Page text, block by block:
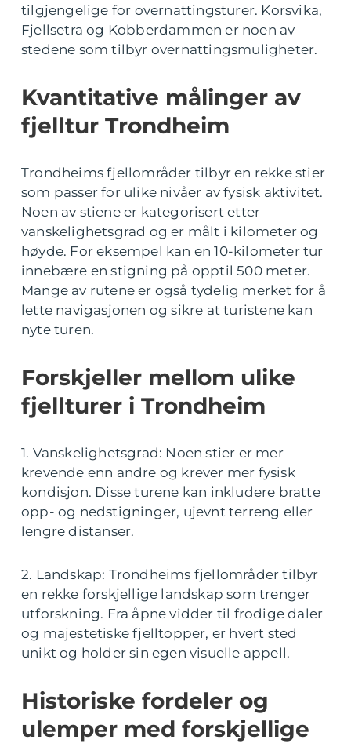
tilgjengelige for overnattingsturer. Korsvika,
Fjellsetra og Kobberdammen er noen av
stedene som tilbyr overnattingsmuligheter.
Kvantitative målinger av
fjelltur Trondheim
Trondheims fjellområder tilbyr en rekke stier
som passer for ulike nivåer av fysisk aktivitet.
Noen av stiene er kategorisert etter
vanskelighetsgrad og er målt i kilometer og
høyde. For eksempel kan en 10-kilometer tur
innebære en stigning på opptil 500 meter.
Mange av rutene er også tydelig merket for å
lette navigasjonen og sikre at turistene kan
nyte turen.
Forskjeller mellom ulike
fjellturer i Trondheim
1. Vanskelighetsgrad: Noen stier er mer
krevende enn andre og krever mer fysisk
kondisjon. Disse turene kan inkludere bratte
opp- og nedstigninger, ujevnt terreng eller
lengre distanser.
2. Landskap: Trondheims fjellområder tilbyr
en rekke forskjellige landskap som trenger
utforskning. Fra åpne vidder til frodige daler
og majestetiske fjelltopper, er hvert sted
unikt og holder sin egen visuelle appell.
Historiske fordeler og
ulemper med forskjellige